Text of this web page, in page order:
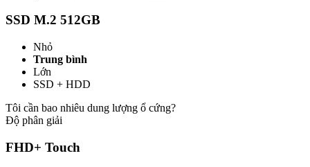
SSD M.2 512GB
Nhỏ
Trung bình
Lớn
SSD + HDD
Tôi cần bao nhiêu dung lượng ổ cứng?
Độ phân giải
FHD+ Touch